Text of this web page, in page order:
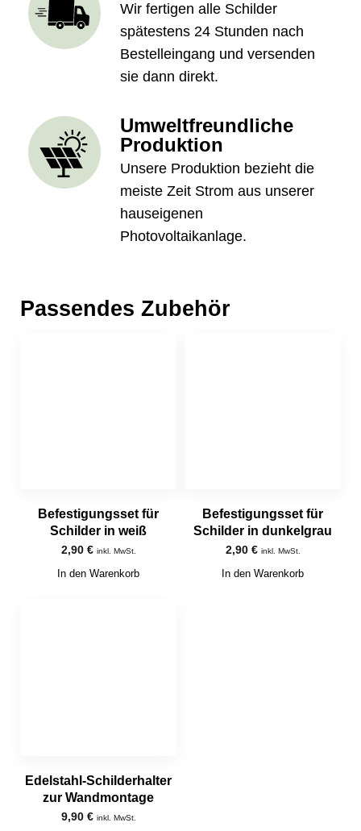
Wir fertigen alle Schilder
spätestens 24 Stunden nach
Bestelleingang und versenden
sie dann direkt.
Umweltfreundliche
Produktion
Unsere Produktion bezieht die
meiste Zeit Strom aus unserer
hauseigenen
Photovoltaikanlage.
Passendes Zubehör
Befestigungsset für
Schilder in weiß
2,90 € inkl. MwSt.
In den Warenkorb
Befestigungsset für
Schilder in dunkelgrau
2,90 € inkl. MwSt.
In den Warenkorb
Edelstahl-Schilderhalter
zur Wandmontage
9,90 € inkl. MwSt.